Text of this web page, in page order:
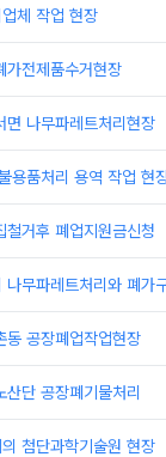
체 작업 현장
가전제품수거현장
면 나무파레트처리현장
용품처리 용역 작업 현
철거후 폐업지원금신청
나무파레트처리와 폐가
동 공장폐업작업현장
단 공장폐기물처리
첨단과학기술원 현장